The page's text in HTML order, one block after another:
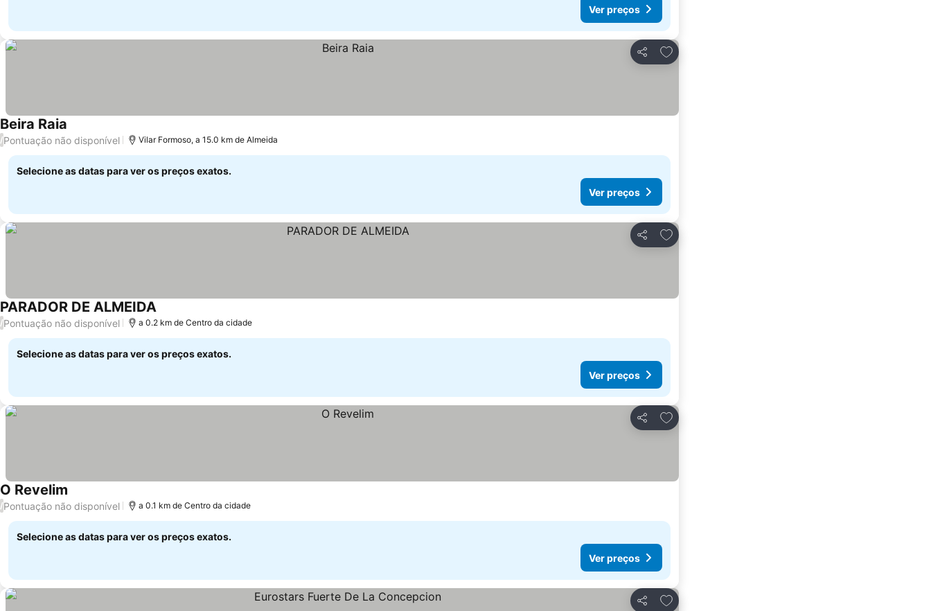
Ver preços
Partilhar
Adicionar aos favoritos
Beira Raia
/Pontuação não disponível Vilar Formoso, a 15.0 km de Almeida
Selecione as datas para ver os preços exatos.
Ver preços
Partilhar
Adicionar aos favoritos
PARADOR DE ALMEIDA
/Pontuação não disponível a 0.2 km de Centro da cidade
Selecione as datas para ver os preços exatos.
Ver preços
Partilhar
Adicionar aos favoritos
O Revelim
/Pontuação não disponível a 0.1 km de Centro da cidade
Selecione as datas para ver os preços exatos.
Ver preços
Partilhar
Adicionar aos favoritos